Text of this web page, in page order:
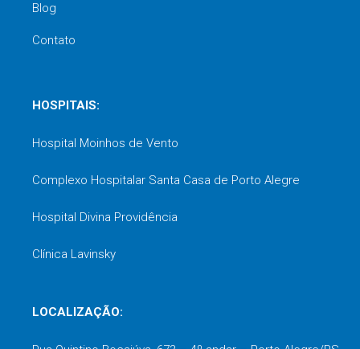
Blog
Contato
HOSPITAIS:
Hospital Moinhos de Vento
Complexo Hospitalar Santa Casa de Porto Alegre
Hospital Divina Providência
Clínica Lavinsky
LOCALIZAÇÃO: